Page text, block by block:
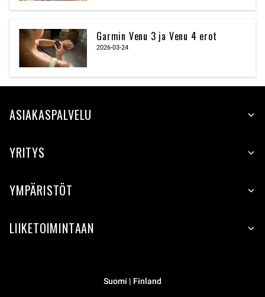
Garmin Venu 3 ja Venu 4 erot
2026-03-24
ASIAKASPALVELU
YRITYS
YMPÄRISTÖT
LIIKETOIMINTAAN
Suomi | Finland